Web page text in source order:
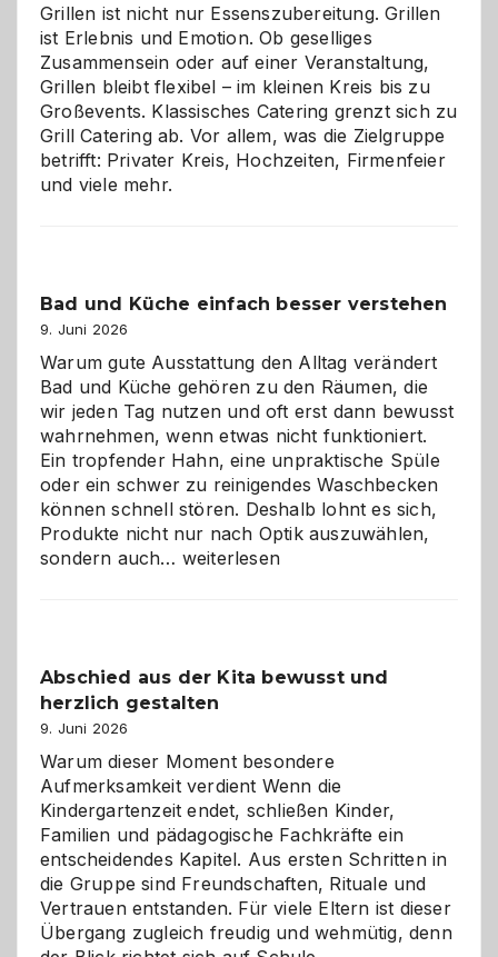
Grillen ist nicht nur Essenszubereitung. Grillen
ist Erlebnis und Emotion. Ob geselliges
Zusammensein oder auf einer Veranstaltung,
Grillen bleibt flexibel – im kleinen Kreis bis zu
Großevents. Klassisches Catering grenzt sich zu
Grill Catering ab. Vor allem, was die Zielgruppe
betrifft: Privater Kreis, Hochzeiten, Firmenfeier
und viele mehr.
Bad und Küche einfach besser verstehen
9. Juni 2026
Warum gute Ausstattung den Alltag verändert
Bad und Küche gehören zu den Räumen, die
wir jeden Tag nutzen und oft erst dann bewusst
wahrnehmen, wenn etwas nicht funktioniert.
Ein tropfender Hahn, eine unpraktische Spüle
oder ein schwer zu reinigendes Waschbecken
können schnell stören. Deshalb lohnt es sich,
Produkte nicht nur nach Optik auszuwählen,
sondern auch… Bad
verstehen
weiterlesen
Abschied aus der Kita bewusst und
herzlich gestalten
9. Juni 2026
Warum dieser Moment besondere
Aufmerksamkeit verdient Wenn die
Kindergartenzeit endet, schließen Kinder,
Familien und pädagogische Fachkräfte ein
entscheidendes Kapitel. Aus ersten Schritten in
die Gruppe sind Freundschaften, Rituale und
Vertrauen entstanden. Für viele Eltern ist dieser
Übergang zugleich freudig und wehmütig, denn